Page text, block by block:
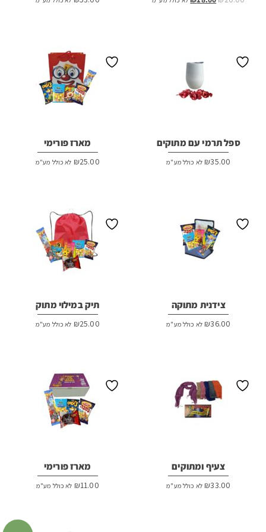
ספל תרמי עם מתוקים
₪35.00 לא כולל מע"מ
מארז פורימי
₪25.00 לא כולל מע"מ
צידנית מתוקה
₪36.00 לא כולל מע"מ
תיק במילוי מתוק
₪25.00 לא כולל מע"מ
צעיף ומתוקים
₪33.00 לא כולל מע"מ
מארז פורימי
₪11.00 לא כולל מע"מ